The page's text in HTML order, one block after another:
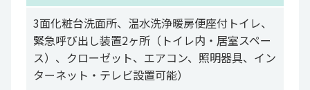
3面化粧台洗面所、温水洗浄暖房便座付トイレ、
緊急呼び出し装置2ヶ所（トイレ内・居室スペー
ス）、クローゼット、エアコン、照明器具、イン
ターネット・テレビ設置可能）